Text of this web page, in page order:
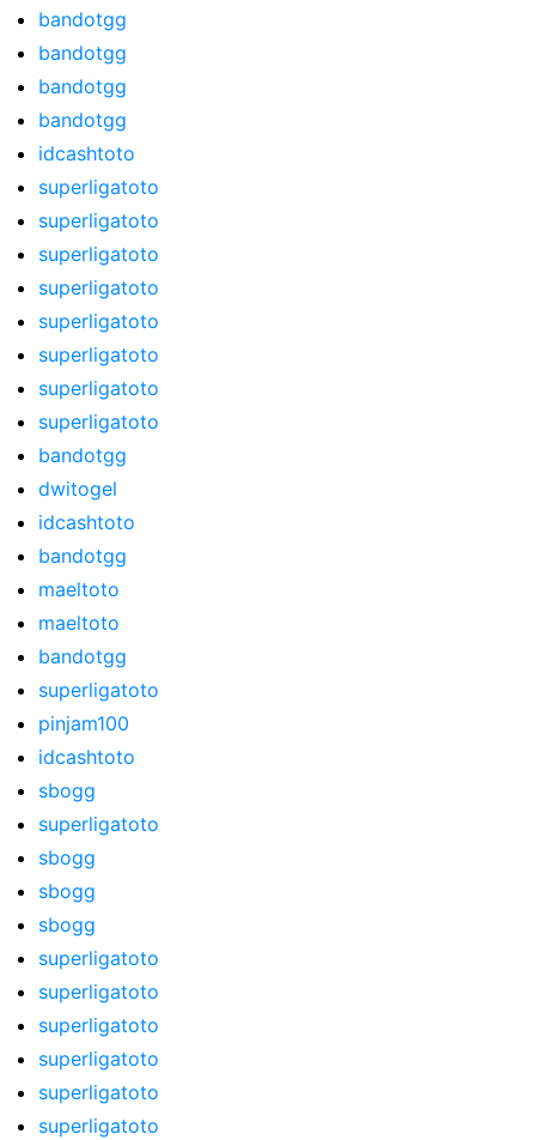
bandotgg
bandotgg
bandotgg
bandotgg
idcashtoto
superligatoto
superligatoto
superligatoto
superligatoto
superligatoto
superligatoto
superligatoto
superligatoto
bandotgg
dwitogel
idcashtoto
bandotgg
maeltoto
maeltoto
bandotgg
superligatoto
pinjam100
idcashtoto
sbogg
superligatoto
sbogg
sbogg
sbogg
superligatoto
superligatoto
superligatoto
superligatoto
superligatoto
superligatoto